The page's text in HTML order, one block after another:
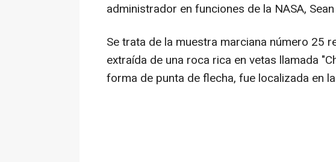
administrador en funciones de la NASA,
Se trata de la muestra marciana número 25
extraída de una roca rica en vetas llamada
forma de punta de flecha, fue localizada en